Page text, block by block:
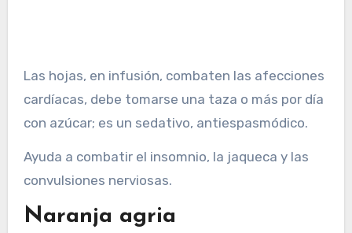
Las hojas, en infusión, combaten las afecciones
cardíacas, debe tomarse una taza o más por día
con azúcar; es un sedativo, antiespasmódico.
Ayuda a combatir el insomnio, la jaqueca y las
convulsiones nerviosas.
Naranja agria